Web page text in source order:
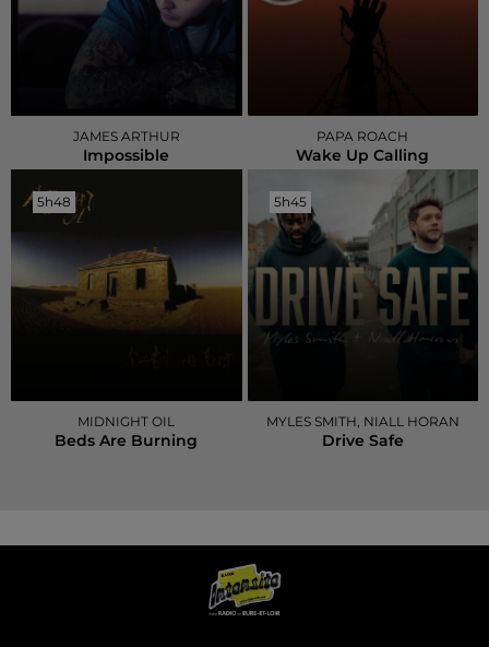
JAMES ARTHUR
Impossible
PAPA ROACH
Wake Up Calling
5h48
5h48
MIDNIGHT OIL
Beds Are Burning
5h45
5h45
MYLES SMITH, NIALL HORAN
Drive Safe